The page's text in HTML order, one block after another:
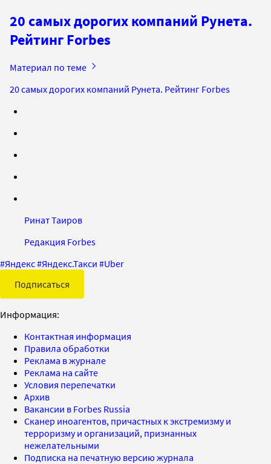
20 самых дорогих компаний Рунета.
Рейтинг Forbes
Материал по теме
20 самых дорогих компаний Рунета. Рейтинг Forbes
Ринат Таиров
Редакция Forbes
#Яндекс#Яндекс.Такси #Uber
Подписаться
Информация:
Контактная информация
Правила обработки
Реклама в журнале
Реклама на сайте
Условия перепечатки
Архив
Вакансии в Forbes Russia
Сканер иноагентов, причастных к экстремизму и
терроризму и организаций, признанных
нежелательными
Подписка на печатную версию журнала